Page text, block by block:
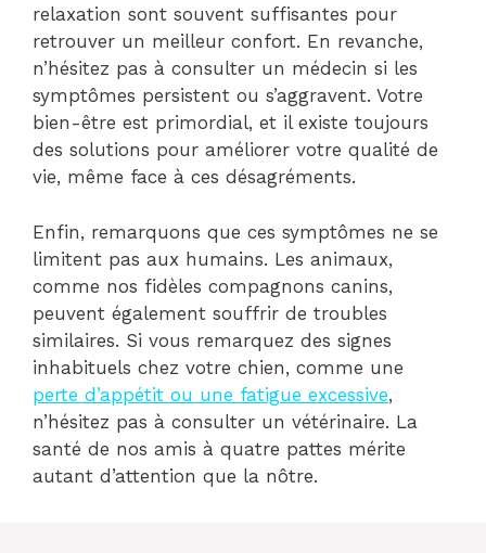
relaxation sont souvent suffisantes pour
retrouver un meilleur confort. En revanche,
n’hésitez pas à consulter un médecin si les
symptômes persistent ou s’aggravent. Votre
bien-être est primordial, et il existe toujours
des solutions pour améliorer votre qualité de
vie, même face à ces désagréments.
Enfin, remarquons que ces symptômes ne se
limitent pas aux humains. Les animaux,
comme nos fidèles compagnons canins,
peuvent également souffrir de troubles
similaires. Si vous remarquez des signes
inhabituels chez votre chien, comme une
perte d’appétit ou une fatigue excessive,
n’hésitez pas à consulter un vétérinaire. La
santé de nos amis à quatre pattes mérite
autant d’attention que la nôtre.